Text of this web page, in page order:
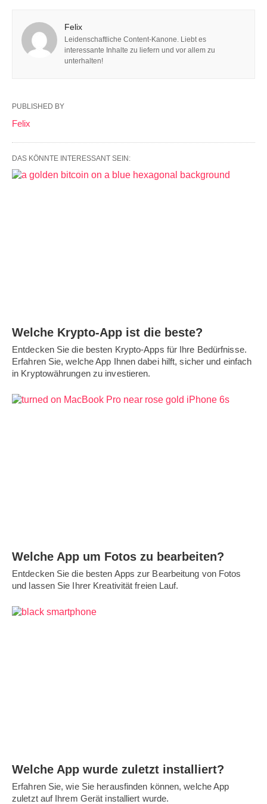
Felix
Leidenschaftliche Content-Kanone. Liebt es
interessante Inhalte zu liefern und vor allem zu
unterhalten!
PUBLISHED BY
Felix
DAS KÖNNTE INTERESSANT SEIN:
Welche Krypto-App ist die beste?
Entdecken Sie die besten Krypto-Apps für Ihre Bedürfnisse.
Erfahren Sie, welche App Ihnen dabei hilft, sicher und einfach
in Kryptowährungen zu investieren.
Welche App um Fotos zu bearbeiten?
Entdecken Sie die besten Apps zur Bearbeitung von Fotos
und lassen Sie Ihrer Kreativität freien Lauf.
Welche App wurde zuletzt installiert?
Erfahren Sie, wie Sie herausfinden können, welche App
zuletzt auf Ihrem Gerät installiert wurde.